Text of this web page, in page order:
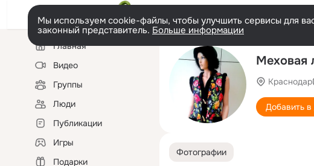
Мы используем cookie-файлы, чтобы улучшить сервисы для
законный представитель. Больше информации
Левая
колонкаГлавная
Видео
Группы
Люди
Публикации
Игры
Подарки
Меховая
Краснодар
Добавить в
Фотографии